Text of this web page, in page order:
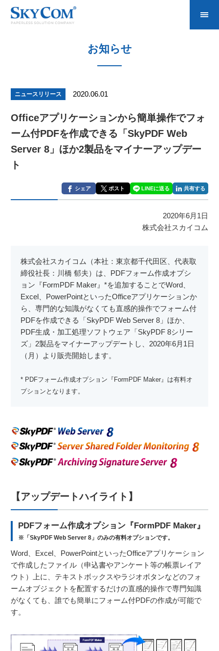
お知らせ
ニュースリリース 2020.06.01
Officeアプリケーションから簡単操作でフォ
ーム付PDFを作成できる「SkyPDF Web
Server 8」ほか2製品をマイナーアップデー
ト
シェア ポスト LINEに送る 共有する
2020年6月1日
株式会社スカイコム
株式会社スカイコム（本社：東京都千代田区、代表取
締役社長：川橋 郁夫）は、PDFフォーム作成オプシ
ョン『FormPDF Maker』*を追加することでWord、
Excel、PowerPointといったOfficeアプリケーションか
ら、専門的な知識がなくても直感的操作でフォーム付
PDFを作成できる「SkyPDF Web Server 8」ほか、
PDF生成・加工処理ソフトウェア「SkyPDF 8シリー
ズ」2製品をマイナーアップデートし、2020年6月1日
（月）より販売開始します。
* PDFフォーム作成オプション『FormPDF Maker』は有料オ
プションとなります。
【アップデートハイライト】
PDFフォーム作成オプション『FormPDF Maker』
※「SkyPDF Web Server 8」のみの有料オプションです。
Word、Excel、PowerPointといったOfficeアプリケーション
で作成したファイル（申込書やアンケート等の帳票レイア
ウト）上に、テキストボックスやラジオボタンなどのフォ
ームオブジェクトを配置するだけの直感的操作で専門知識
がなくても、誰でも簡単にフォーム付PDFの作成が可能で
す。